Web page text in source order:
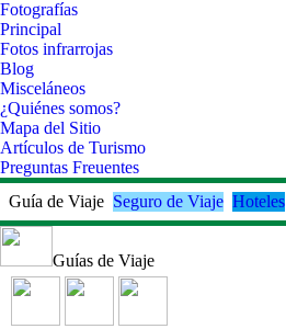
Fotografías
Principal
Fotos infrarrojas
Blog
Misceláneos
¿Quiénes somos?
Mapa del Sitio
Artículos de Turismo
Preguntas Freuentes
Guía de Viaje Seguro de Viaje Hoteles
Guías de Viaje